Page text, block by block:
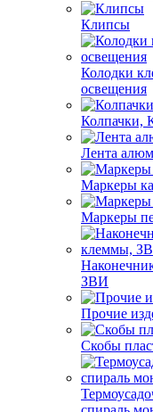
Клипсы
Колодки
освещения
Колпачки,
Лента
Маркеры
Маркеры
ЗВИ
Прочие
Скобы